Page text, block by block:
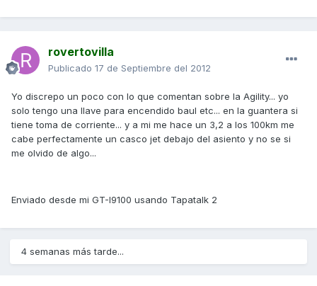
rovertovilla
Publicado 17 de Septiembre del 2012
Yo discrepo un poco con lo que comentan sobre la Agility... yo
solo tengo una llave para encendido baul etc... en la guantera si
tiene toma de corriente... y a mi me hace un 3,2 a los 100km me
cabe perfectamente un casco jet debajo del asiento y no se si
me olvido de algo...
Enviado desde mi GT-I9100 usando Tapatalk 2
4 semanas más tarde...